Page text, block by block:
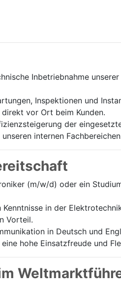
Inbetriebnahme
Inspektionen und
vor Ort beim Kunden.
der
internen
(m/w/d) oder ein
in der
Vorteil.
in Deutsch und
hohe Einsatzfreude und